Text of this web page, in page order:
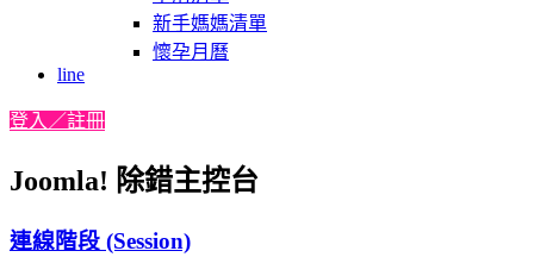
新手媽媽清單
懷孕月曆
line
登入／註冊
Joomla! 除錯主控台
連線階段 (Session)